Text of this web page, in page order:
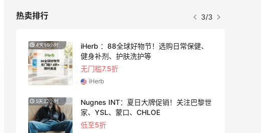
热卖排行 1/3
25天16小时
Diesel AU：时尚热卖！网站定价优势 入
手包袋、服饰等
低至5折
Diesel AU
10天16小时
Eraldo：折扣区服饰鞋包清仓 选购巴黎世
家、Toteme、西太后等
低至5折